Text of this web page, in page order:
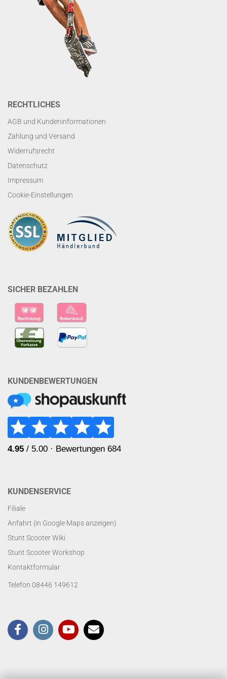
RECHTLICHES
AGB und Kundeninformationen
Zahlung und Versand
Widerrufsrecht
Datenschutz
Impressum
Cookie-Einstellungen
SICHER BEZAHLEN
KUNDENBEWERTUNGEN
KUNDENSERVICE
Filiale
Anfahrt (in Google Maps anzeigen)
Stunt Scooter Wiki
Stunt Scooter Workshop
Kontaktformular
Telefon 08446 149612